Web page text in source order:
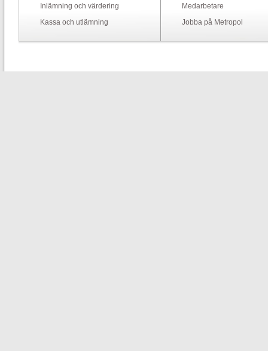
Inlämning och värdering
Kassa och utlämning
Medarbetare
Jobba på Metropol